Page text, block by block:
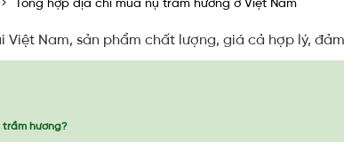
Tổng hợp địa chỉ mua nụ trầm hương ở Việt Nam
Nam, sản phẩm chất lượng, giá cả hợp lý,
hương?